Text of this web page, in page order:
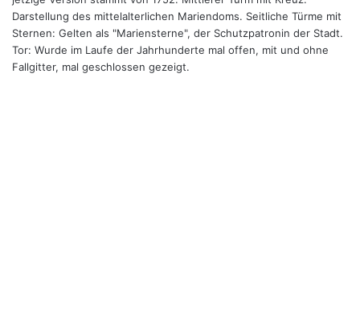
Darstellung des mittelalterlichen Mariendoms. Seitliche Türme mit
Sternen: Gelten als "Mariensterne", der Schutzpatronin der Stadt.
Tor: Wurde im Laufe der Jahrhunderte mal offen, mit und ohne
Fallgitter, mal geschlossen gezeigt.